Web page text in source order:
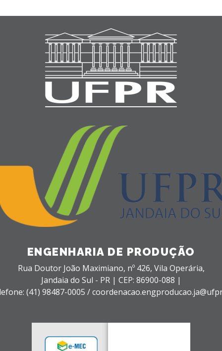
ENGENHARIA DE PRODUÇÃO
Rua Doutor João Maximiano, nº 426, Vila Operária,
Jandaia do Sul - PR | CEP: 86900-088 |
(41) 98487-0005 /